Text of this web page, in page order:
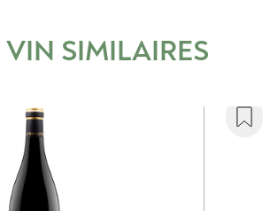
VIN SIMILAIRES